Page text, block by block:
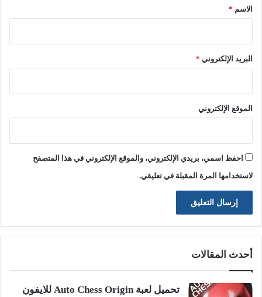
*الاسم *
البريد الإلكتروني *
الموقع الإلكتروني
احفظ اسمي، بريدي الإلكتروني، والموقع الإلكتروني في هذا المتصفح
لاستخدامها المرة المقبلة في تعليقي.
أحدث المقالات
تحميل لعبة Auto Chess Origin للايفون